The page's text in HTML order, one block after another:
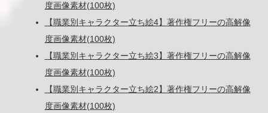
度画像素材(100枚)
【職業別キャラクター立ち絵4】著作権フリーの高解像
度画像素材(100枚)
【職業別キャラクター立ち絵3】著作権フリーの高解像
度画像素材(100枚)
【職業別キャラクター立ち絵2】著作権フリーの高解像
度画像素材(100枚)